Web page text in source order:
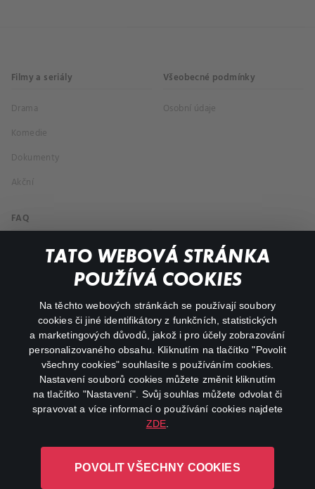
TATO WEBOVÁ STRÁNKA
POUŽÍVÁ COOKIES
Na těchto webových stránkách se používají soubory
cookies či jiné identifikátory z funkčních, statistických
a marketingových důvodů, jakož i pro účely zobrazování
personalizovaného obsahu. Kliknutím na tlačítko "Povolit
všechny cookies" souhlasíte s používáním cookies.
Nastavení souborů cookies můžete změnit kliknutím
na tlačítko "Nastavení". Svůj souhlas můžete odvolat či
spravovat a více informací o používání cookies najdete
ZDE
POVOLIT VŠECHNY COOKIES
Filmy a seriály
Drama
Komedie
Dokumenty
Akční
Všeobecné podmínky
Osobní údaje
FAQ
Můj účet
Důležité odkazy
facebookinstagram
youtube
L-1246 Luxembourg R.C.S.